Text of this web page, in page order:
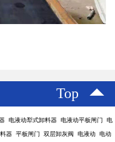
Top
电液动犁式卸料器 电液动平板闸门 电
器 平板闸门 双层卸灰阀 电液动 电动